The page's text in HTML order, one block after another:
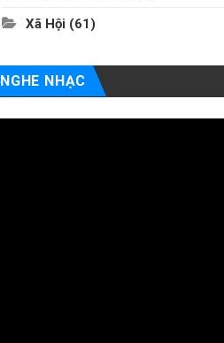
Xã Hội (61)
NGHE NHẠC